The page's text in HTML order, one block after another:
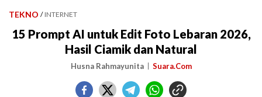
TEKNO / INTERNET
15 Prompt AI untuk Edit Foto Lebaran 2026,
Hasil Ciamik dan Natural
Husna Rahmayunita Suara.Com